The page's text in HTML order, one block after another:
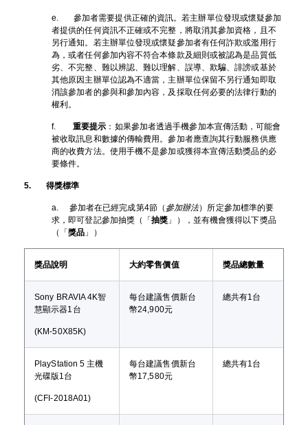
e. 參加者需要提供正確的資訊。若主辦單位發現或懷疑參加
者提供的任何資訊不正確或不完整，將取消其參加資格，且不
另行通知。若主辦單位發現或懷疑參加者有任何詐欺或濫用行
為，或者任何參加內容不符合本條款及細則或被認為是品質低
劣、不完整、難以辨認、難以理解、誤導、欺騙、誹謗或基於
其他原因主辦單位認為不適當，主辦單位保留不另行通知即取
消該參加者的參與和參加內容，及採取任何必要的法律行動的
權利。
f. 重要提示 ：如果參加者透過手機參加本宣傳活動，可能會
被收取訊息和數據的傳輸費用。參加者應查詢其行動服務供應
商的收費方法。使用手機不是參加或獲得本宣傳活動獎品的必
要條件。
5. 得獎標準
a. 參加者在已經完成第4節（ 參加辦法）所定參加標準的要
求，即可登記參加抽獎（「抽獎 」），並有機會獲得以下獎品
（「獎品 」）
獎品說明 大約零售價值 獎品總數量
Sony BRAVIA 4K智
慧顯示器1台
(KM-50X85K)
每台建議售價新台
幣24,900元
總共有1台
PlayStation 5 主機
光碟版1台
(CFI-2018A01)
每台建議售價新台
幣17,580元
總共有1台